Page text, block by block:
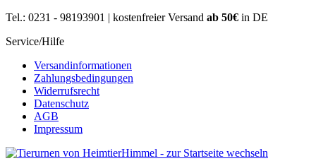
Tel.: 0231 - 98193901 | kostenfreier Versand ab 50€ in DE
Service/Hilfe
Versandinformationen
Zahlungsbedingungen
Widerrufsrecht
Datenschutz
AGB
Impressum